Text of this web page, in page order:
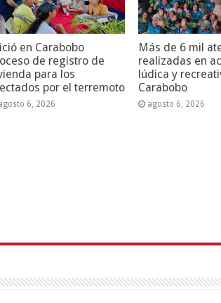
en Carabobo
de registro de
para los
por el terremoto
6, 2026
Más de 6 mil
realizadas en
lúdica y
Carabobo
agosto 6, 2026